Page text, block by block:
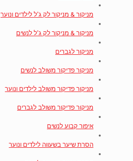
מניקור & מניקור לק ג'ל לילדים ונוער
מניקור & מניקור לק ג'ל לנשים
מניקור לגברים
מניקור פדיקור משולב לנשים
מניקור פדיקור משולב לילדים ונוער
מניקור פדיקור משולב לגברים
איפור קבוע לנשים
הסרת שיער בשעווה לילדים ונוער